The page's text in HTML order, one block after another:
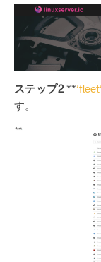
ステップ2**
す。